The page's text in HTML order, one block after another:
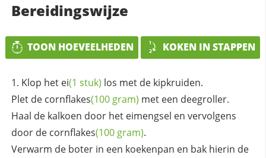
Bereidingswijze
TOON HOEVEELHEDEN KOKEN IN STAPPEN
Klop het ei(1 stuk) los met de kipkruiden.
Plet de cornflakes(100 gram) met een deegroller.
Haal de kalkoen door het eimengsel en vervolgens
door de cornflakes(100 gram).
Verwarm de boter in een koekenpan en bak hierin de